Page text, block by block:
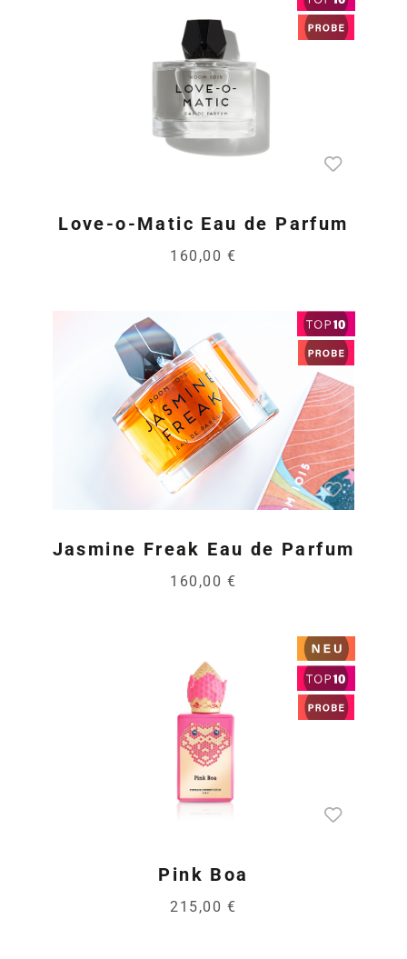
Love-o-Matic Eau de Parfum
160,00 €
Jasmine Freak Eau de Parfum
160,00 €
Pink Boa
215,00 €